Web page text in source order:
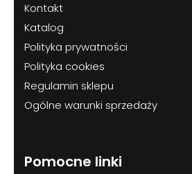
Kontakt
Katalog
Polityka prywatności
Polityka cookies
Regulamin sklepu
Ogólne warunki sprzedaży
Pomocne linki